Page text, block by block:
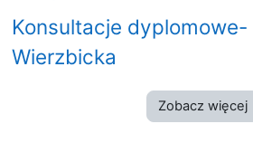
Konsultacje dyplomowe-
Wierzbicka
Zobacz więcej